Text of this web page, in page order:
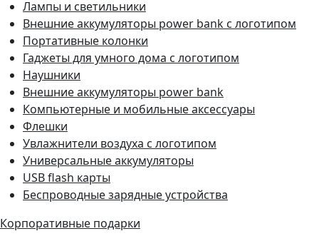
Лампы и светильники
Внешние аккумуляторы power bank с логотипом
Портативные колонки
Гаджеты для умного дома с логотипом
Наушники
Внешние аккумуляторы power bank
Компьютерные и мобильные аксессуары
Флешки
Увлажнители воздуха с логотипом
Универсальные аккумуляторы
USB flash карты
Беспроводные зарядные устройства
Корпоративные подарки